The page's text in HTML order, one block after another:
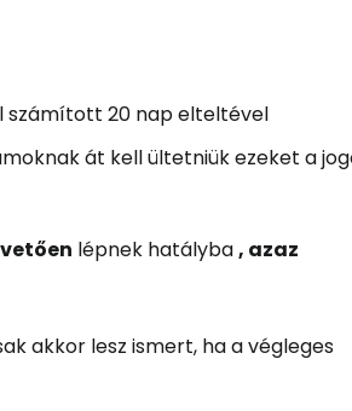
számított 20 nap elteltével
át kell ültetniük ezeket a
lépnek hatályba, azaz
akkor lesz ismert, ha a végleges
a Cestee-